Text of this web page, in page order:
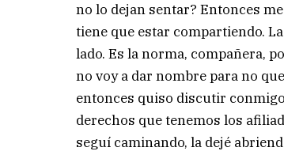
no lo dejan sentar? Entonces
tiene que estar compartiendo.
lado. Es la norma, compañera,
no voy a dar nombre para no
entonces quiso discutir
derechos que tenemos los
seguí caminando, la dejé